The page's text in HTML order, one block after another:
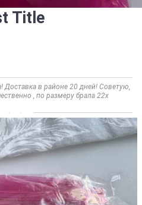
Title
Доставка в районе 20 дней! Советую,
, по размеру брала 22х